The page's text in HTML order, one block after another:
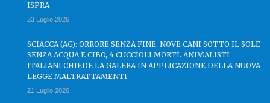
ISPRA
23 Luglio 2026
SCIACCA (AG): ORRORE SENZA FINE. NOVE CANI SOTTO IL SOLE
SENZA ACQUA E CIBO, 4 CUCCIOLI MORTI. ANIMALISTI
ITALIANI CHIEDE LA GALERA IN APPLICAZIONE DELLA NUOVA
LEGGE MALTRATTAMENTI.
21 Luglio 2026